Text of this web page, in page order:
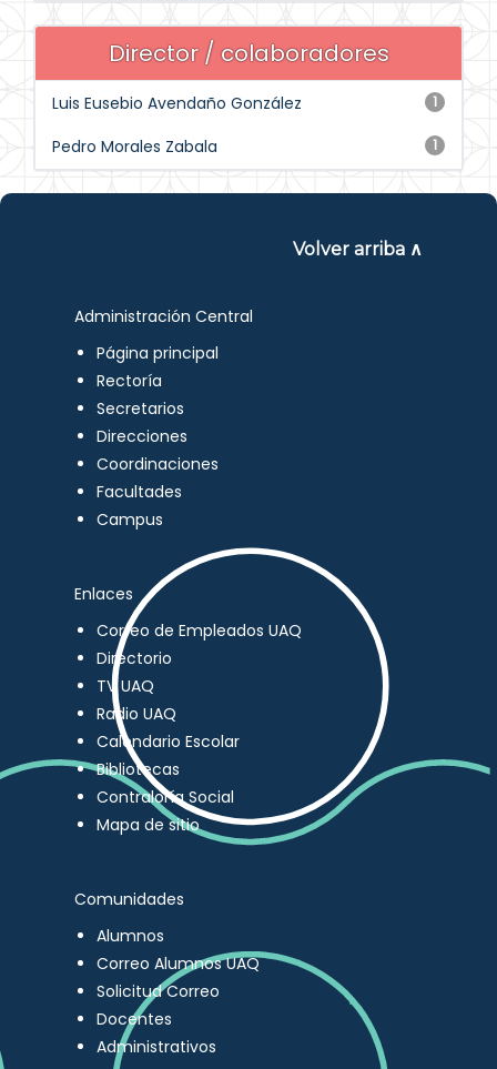
Director / colaboradores
1
Luis Eusebio Avendaño González
1
Pedro Morales Zabala
Volver arriba ∧
Administración Central
Página principal
Rectoría
Secretarios
Direcciones
Coordinaciones
Facultades
Campus
Enlaces
Correo de Empleados UAQ
Directorio
TV UAQ
Radio UAQ
Calendario Escolar
Bibliotecas
Contraloría Social
Mapa de sitio
Comunidades
Alumnos
Correo Alumnos UAQ
Solicitud Correo
Docentes
Administrativos